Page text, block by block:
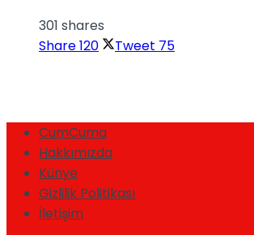
301 shares
Share120 Tweet 75
CumCuma
Hakkımızda
Künye
Gizlilik Politikası
İletişim